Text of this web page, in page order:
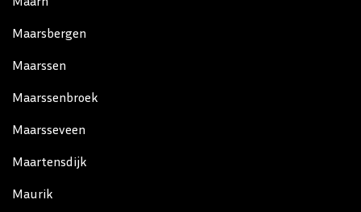
Maarsbergen
Maarssen
Maarssenbroek
Maarsseveen
Maartensdijk
Maurik